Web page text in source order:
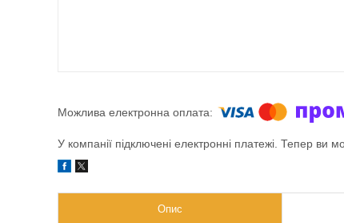
У компанії підключені електронні платежі. Тепер ви
Опис